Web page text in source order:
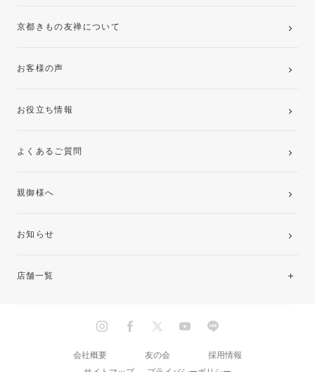
京都きもの友禅について
お客様の声
お役立ち情報
よくあるご質問
親御様へ
お知らせ
店舗一覧
会社概要
友の会
採用情報